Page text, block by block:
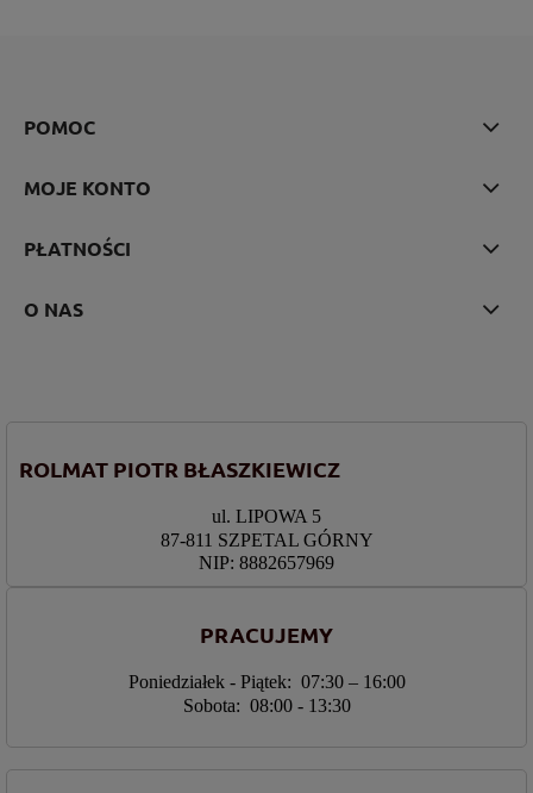
POMOC
MOJE KONTO
PŁATNOŚCI
O NAS
ROLMAT PIOTR BŁASZKIEWICZ
ul. LIPOWA 5
87-811 SZPETAL GÓRNY
NIP: 8882657969
PRACUJEMY
Poniedziałek - Piątek: 07:30 – 16:00
Sobota: 08:00 - 13:30